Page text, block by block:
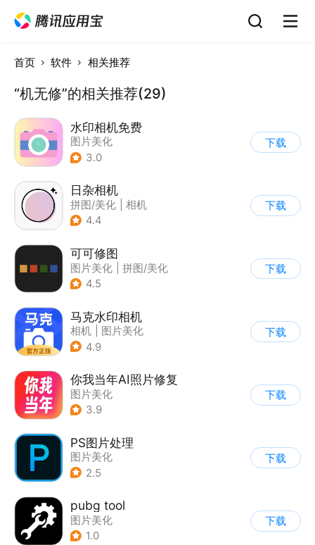
首页 软件 相关推荐
“机无修”的相关推荐(29)
水印相机免费
图片美化
3.0
下载
日杂相机
拼图/美化
相机
| 图片美化
4.4
下载
可可修图
图片美化
拼图/美化
4.5
下载
马克水印相机
相机
图片美化
4.9
下载
你我当年AI照片修复
图片美化
3.9
下载
PS图片处理
图片美化
2.5
下载
pubg tool
图片美化
1.0
下载